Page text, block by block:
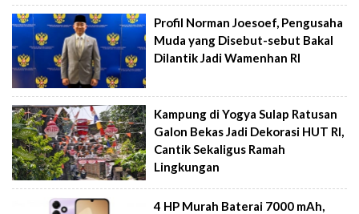
Profil Norman Joesoef, Pengusaha
Muda yang Disebut-sebut Bakal
Dilantik Jadi Wamenhan RI
Kampung di Yogya Sulap Ratusan
Galon Bekas Jadi Dekorasi HUT RI,
Cantik Sekaligus Ramah
Lingkungan
4 HP Murah Baterai 7000 mAh,